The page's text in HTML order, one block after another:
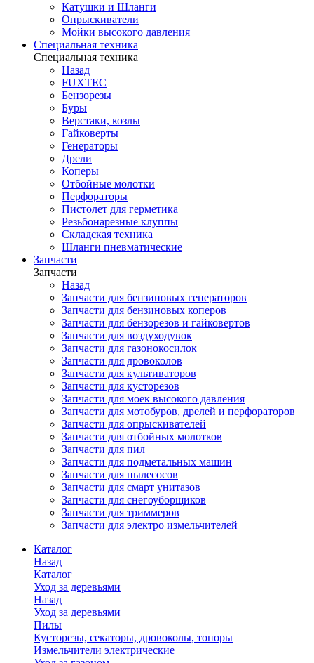
Катушки и Шланги
Опрыскиватели
Мойки высокого давления
Специальная техника
Специальная техника
Назад
FUXTEC
Бензорезы
Буры
Верстаки, козлы
Гайковерты
Генераторы
Дрели
Коперы
Отбойные молотки
Перфораторы
Пистолет для герметика
Резьбонарезные клуппы
Складская техника
Шланги пневматические
Запчасти
Запчасти
Назад
Запчасти для бензиновых генераторов
Запчасти для бензиновых коперов
Запчасти для бензорезов и гайковертов
Запчасти для воздуходувок
Запчасти для газонокосилок
Запчасти для дровоколов
Запчасти для культиваторов
Запчасти для кусторезов
Запчасти для моек высокого давления
Запчасти для мотобуров, дрелей и перфораторов
Запчасти для опрыскивателей
Запчасти для отбойных молотков
Запчасти для пил
Запчасти для подметальных машин
Запчасти для пылесосов
Запчасти для смарт унитазов
Запчасти для снегоуборщиков
Запчасти для триммеров
Запчасти для электро измельчителей
Каталог
Назад
Каталог
Уход за деревьями
Назад
Уход за деревьями
Пилы
Кусторезы, секаторы, дровоколы, топоры
Измельчители электрические